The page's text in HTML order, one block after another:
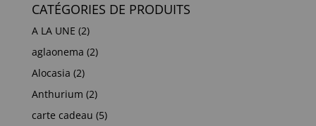
CATÉGORIES DE PRODUITS
A LA UNE (2)
aglaonema (2)
Alocasia (2)
Anthurium (2)
carte cadeau (5)